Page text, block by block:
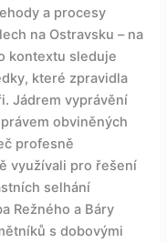
a procesy
na Ostravsku – na
kontextu sleduje
které zpravidla
Jádrem vyprávění
obviněných
profesně
využívali pro řešení
selhání
Režného a Báry
s dobovými